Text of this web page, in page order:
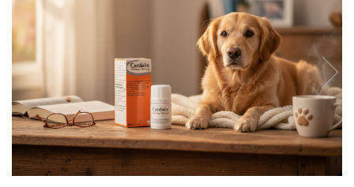
SUPLIMENTE
Suport Articular
Suport Digestiv